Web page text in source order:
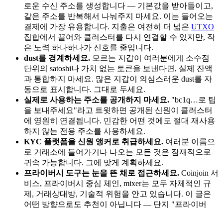
로운 수신 주소를 생성합니다 — 기본값을 받아들이고,
같은 주소를 반복해서 나눠주지 마세요. 이는 들어오는
결제에 가장 유용합니다. 지출은 여전히 더 넓은 UTXO
집합에서 끌어와 클러스터를 다시 연결할 수 있지만, 작
은 노력 하나하나가 신호를 줄입니다.
dust를 경계하세요. 모르는 지갑이 여러분에게 소수점
단위의 satoshi나 가치 없는 토큰을 보낸다면, 실제 잔액
과 통합하지 마세요. 많은 지갑이 의심스러운 dust를 자
동으로 표시합니다. 그대로 두세요.
실제로 사용하는 주소를 공개하지 마세요. "bc1q…로 팁
을 보내주세요"라고 트윗하면 공개된 신원이 클러스터
에 영원히 연결됩니다. 민감한 어떤 것에도 절대 재사용
하지 않는 전용 주소를 사용하세요.
KYC 플랫폼을 신원 앵커로 취급하세요. 여러분 이름으
로 거래소에 들어가거나 나오는 모든 것은 잠재적으로
귀속 가능합니다. 그에 맞게 계획하세요.
프라이버시 도구는 눈을 뜬 채로 접근하세요. Coinjoin 서
비스, 프라이버시 중심 체인, mixer는 모두 자체적인 규
제, 거래상대방, 기술적 위험을 안고 있습니다. 이 글은
어떤 방향으로도 추천이 아닙니다 — 단지 "프라이버